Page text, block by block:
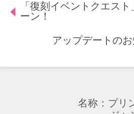
「復刻イベントクエス
ーン！
アップデートの
名称：プリ